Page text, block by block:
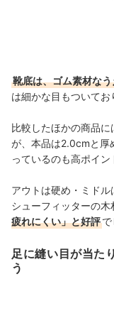
靴底は、ゴム素材な
は細かな目もついてお
比較したほかの商品
が、本品は2.0cmと厚
っているのも高ポイン
アウトは硬め・ミドル
シューフィッターの木
疲れにくい」と好評で
足に縫い目が当た
う